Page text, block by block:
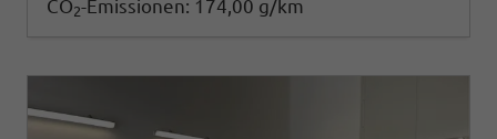
CO2-Emissionen: 174,00 g/km